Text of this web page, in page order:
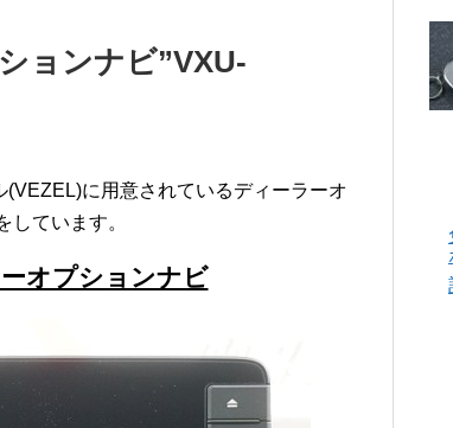
ョンナビ”VXU-
に用意されているディーラーオ
しています。
オプションナビ